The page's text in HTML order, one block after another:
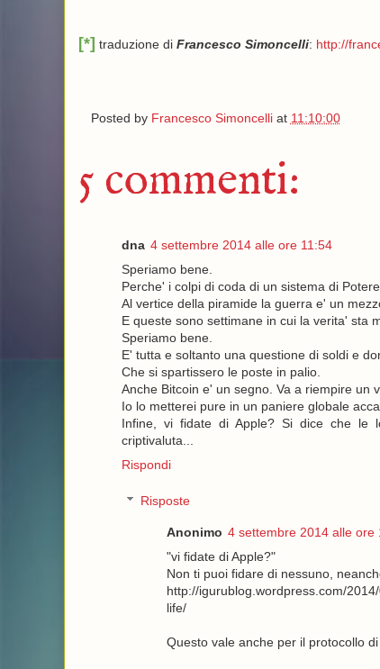
[*] traduzione di Francesco Simoncelli: http://
Posted by Francesco Simoncelli at 11:10:00
5 commenti:
dna 4 settembre 2014 alle ore 11:54
Speriamo bene.
Perche' i colpi di coda di un sistema di
Al vertice della piramide la guerra e' un
E queste sono settimane in cui la verita' sta
Speriamo bene.
E' tutta e soltanto una questione di soldi e
Che si spartissero le poste in palio.
Anche Bitcoin e' un segno. Va a riempire un
Io lo metterei pure in un paniere globale
Infine, vi fidate di Apple? Si dice che le
criptivaluta...
Rispondi
Risposte
Anonimo 4 settembre 2014 alle ore
"vi fidate di Apple?"
Non ti puoi fidare di nessuno,
http://igurublog.wordpress.com/
life/
Questo vale anche per il protocollo